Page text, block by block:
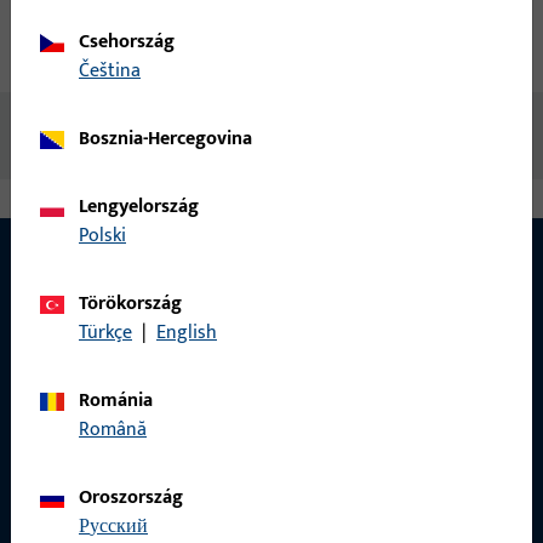
Letöltések
Nincs elérhető tartalom
Csehország
čeština
Bosznia-Hercegovina
Lengyelország
Polski
Törökország
Türkçe | English
Románia
Română
Oroszország
русский